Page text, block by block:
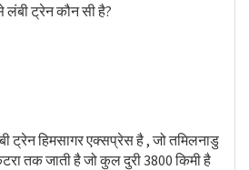
लंबी ट्रेन कौन सी है?
ट्रेन हिमसागर एक्सप्रेस है , जो तमिलनाडु
तक जाती है जो कुल दुरी 3800 किमी है